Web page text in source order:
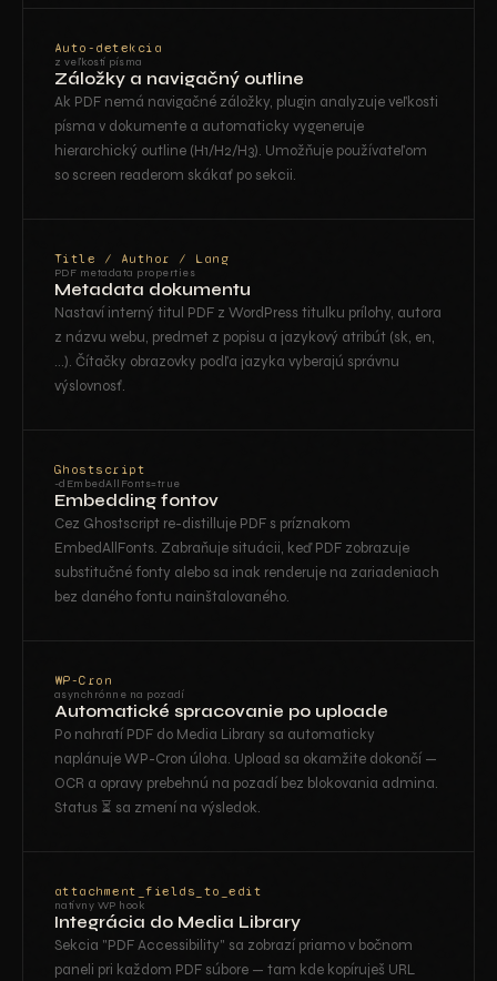
Auto-detekcia
z veľkostí písma
Záložky a navigačný outline
Ak PDF nemá navigačné záložky, plugin analyzuje veľkosti
písma v dokumente a automaticky vygeneruje
hierarchický outline (H1/H2/H3). Umožňuje používateľom
so screen readerom skákať po sekcii.
Title / Author / Lang
PDF metadata properties
Metadata dokumentu
Nastaví interný titul PDF z WordPress titulku prílohy, autora
z názvu webu, predmet z popisu a jazykový atribút (sk, en,
…). Čítačky obrazovky podľa jazyka vyberajú správnu
výslovnosť.
Ghostscript
-dEmbedAllFonts=true
Embedding fontov
Cez Ghostscript re-distilluje PDF s príznakom
EmbedAllFonts. Zabraňuje situácii, keď PDF zobrazuje
substitučné fonty alebo sa inak renderuje na zariadeniach
bez daného fontu nainštalovaného.
WP-Cron
asynchrónne na pozadí
Automatické spracovanie po uploade
Po nahratí PDF do Media Library sa automaticky
naplánuje WP-Cron úloha. Upload sa okamžite dokončí —
OCR a opravy prebehnú na pozadí bez blokovania admina.
Status ⏳ sa zmení na výsledok.
attachment_fields_to_edit
natívny WP hook
Integrácia do Media Library
Sekcia "PDF Accessibility" sa zobrazí priamo v bočnom
paneli pri každom PDF súbore — tam kde kopíruješ URL